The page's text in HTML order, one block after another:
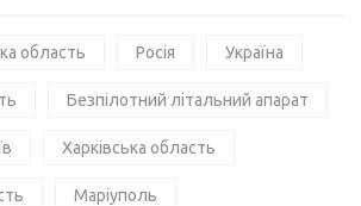
область Росія Україна
Безпілотний літальний апарат
Харківська область
Маріуполь